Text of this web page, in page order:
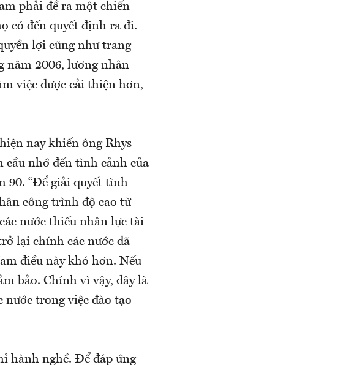
phải đề ra một chiến
có đến quyết định ra đi.
lợi cũng như trang
năm 2006, lương nhân
việc được cải thiện hơn,
nay khiến ông Rhys
cầu nhớ đến tình cảnh của
90. “Để giải quyết tình
công trình độ cao từ
nước thiếu nhân lực tài
lại chính các nước đã
điều này khó hơn. Nếu
bảo. Chính vì vậy, đây là
nước trong việc đào tạo
hành nghề. Để đáp ứng